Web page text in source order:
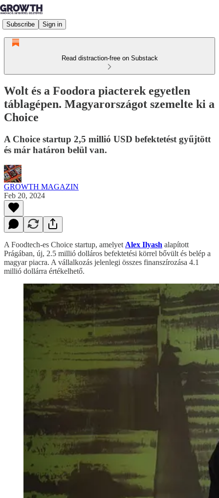
Subscribe Sign in
Read distraction-free on Substack
Wolt és a Foodora piacterek egyetlen
táblagépen. Magyarországot szemelte ki a
Choice
A Choice startup 2,5 millió USD befektetést gyűjtött
és már határon belül van.
GROWTH MAGAZIN
Feb 20, 2024
A Foodtech-es Choice startup, amelyet Alex Ilyash alapított
Prágában, új, 2.5 millió dolláros befektetési körrel bővült és belép a
magyar piacra. A vállalkozás jelenlegi összes finanszírozása 4.1
millió dollárra értékelhető.